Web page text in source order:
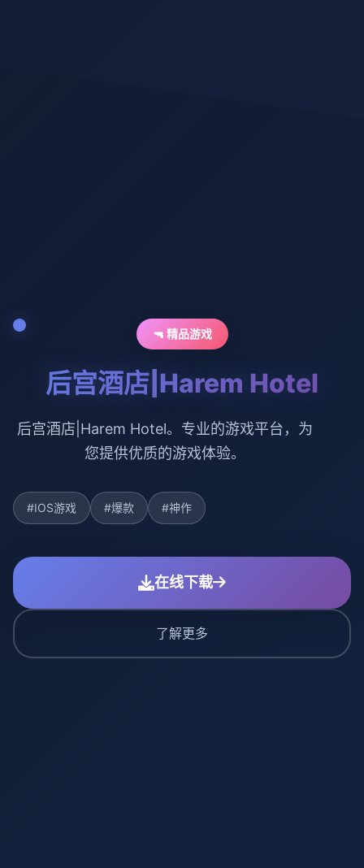
🔫 精品游戏
后宫酒店|Harem Hotel
后宫酒店|Harem Hotel。专业的游戏平台，为
您提供优质的游戏体验。
#IOS游戏 #爆款 #神作
在线下载
了解更多